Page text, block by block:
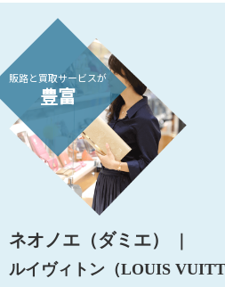
販路と買取サービスが
豊富
ネオノエ（ダミエ）
ルイヴィトン（LOUIS